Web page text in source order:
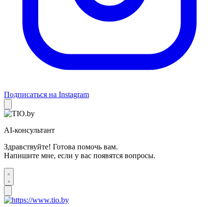
Подписаться на Instagram
AI-консультант
Здравствуйте! Готова помочь вам.
Напишите мне, если у вас появятся вопросы.